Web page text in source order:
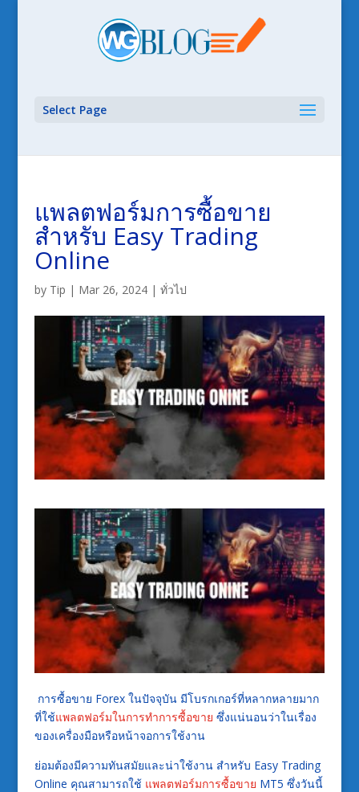
Select Page
แพลตฟอร์มการซื้อขาย
สำหรับ Easy Trading
Online
by Tip | Mar 26, 2024| ทั่วไป
การซื้อขาย Forex ในปัจจุบัน มีโบรกเกอร์ที่หลากหลายมาก
ที่ใช้แพลตฟอร์มในการทำการซื้อขาย ซึ่งแน่นอนว่าในเรื่อง
ของเครื่องมือหรือหน้าจอการใช้งาน
ย่อมต้องมีความทันสมัยและน่าใช้งาน สำหรับ Easy Trading
Online คุณสามารถใช้ แพลตฟอร์มการซื้อขาย MT5 ซึ่งวันนี้